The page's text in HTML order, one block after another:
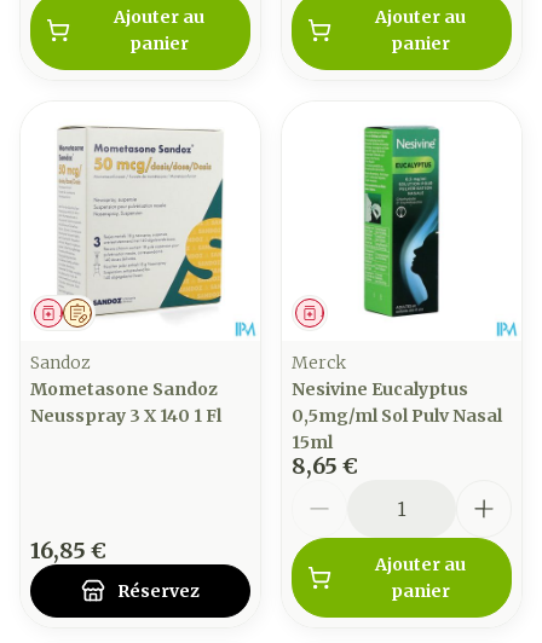
Ajouter au
panier
Ajouter au
panier
Sur prescription
Médicament
Sandoz
Mometasone Sandoz
Neusspray 3 X 140 1 Fl
16,85 €
Réservez
Médicament
Merck
Nesivine Eucalyptus
0,5mg/ml Sol Pulv Nasal
15ml
8,65 €
Ajouter au
panier